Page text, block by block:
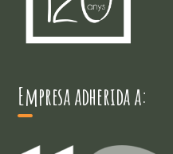
Empresa adherida a: